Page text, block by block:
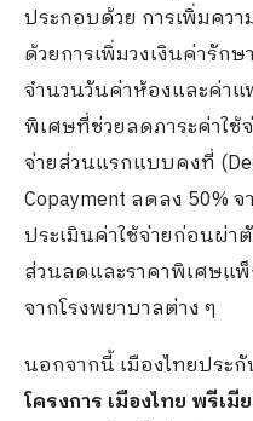
ประกอบด้วย การเพิ่มควา
ด้วยการเพิ่มวงเงินค่ารัก
จำนวนวันค่าห้องและค่า
พิเศษที่ช่วยลดภาระค่าใช้
จ่ายส่วนแรกแบบคงที่
Copayment ลดลง 50%
ประเมินค่าใช้จ่ายก่อนผ่า
ส่วนลดและราคาพิเศษแ
จากโรงพยาบาลต่าง ๆ
นอกจากนี้ เมืองไทยประ
โครงการ เมืองไทย พรีเ